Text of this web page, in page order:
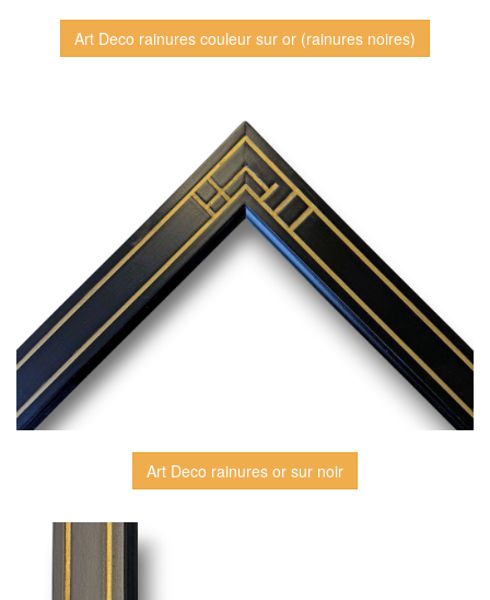
Art Deco rainures couleur sur or (rainures noires)
Art Deco rainures or sur noir